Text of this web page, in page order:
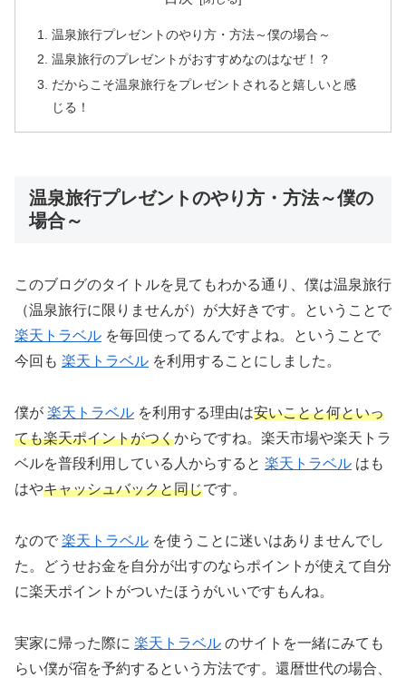
温泉旅行プレゼントのやり方・方法～僕の場合～
温泉旅行のプレゼントがおすすめなのはなぜ！？
だからこそ温泉旅行をプレゼントされると嬉しいと感
じる！
温泉旅行プレゼントのやり方・方法～僕の
場合～
このブログのタイトルを見てもわかる通り、僕は温泉旅行
（温泉旅行に限りませんが）が大好きです。ということで
楽天トラベル を毎回使ってるんですよね。ということで
今回も 楽天トラベル を利用することにしました。
僕が 楽天トラベル を利用する理由は安いことと何といっ
ても楽天ポイントがつくからですね。楽天市場や楽天トラ
ベルを普段利用している人からすると 楽天トラベル はも
はやキャッシュバックと同じです。
なので 楽天トラベル を使うことに迷いはありませんでし
た。どうせお金を自分が出すのならポイントが使えて自分
に楽天ポイントがついたほうがいいですもんね。
実家に帰った際に 楽天トラベル のサイトを一緒にみても
らい僕が宿を予約するという方法です。還暦世代の場合、